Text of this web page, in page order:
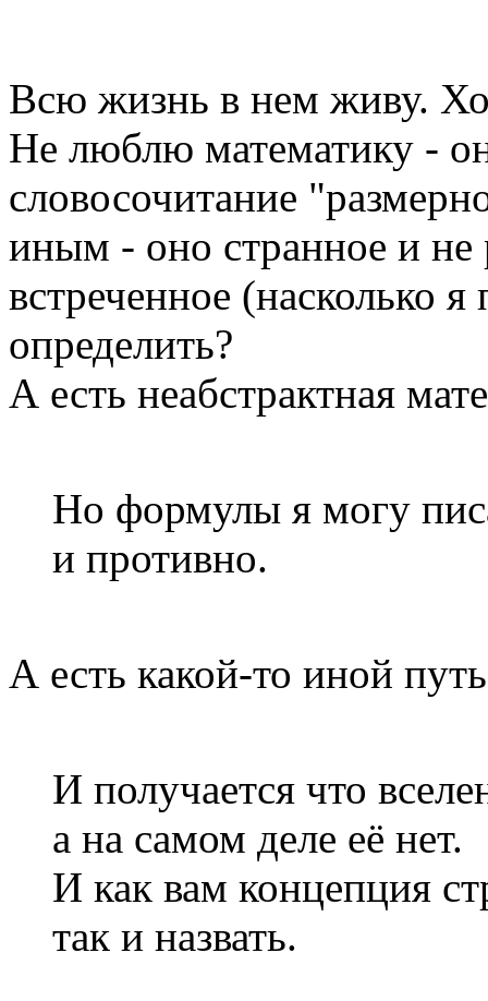
Всю жизнь в нем живу.
Не люблю математику -
словосочитание
иным - оно странное и не
встреченное (насколько
определить?
А есть неабстрактная
Но формулы я могу
и противно.
А есть какой-то иной
И получается что
а на самом деле её нет.
И как вам концепция
так и назвать.